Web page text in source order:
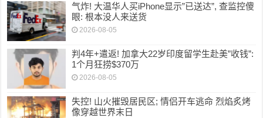
气炸! 大温华人买iPhone显示”已送达”, 查监控傻
眼: 根本没人来送货
2026-08-05
判4年+遣返! 加拿大22岁印度留学生赴美”收钱”:
1个月狂捞$370万
2026-08-05
失控! 山火摧毁居民区; 情侣开车逃命 烈焰炙烤
像穿越世界末日